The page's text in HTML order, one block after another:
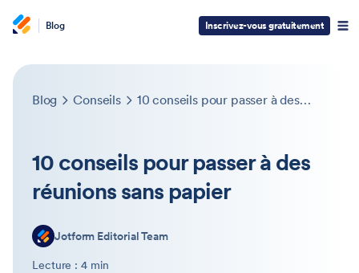
Blog Inscrivez-vous gratuitement
Blog Conseils 10 conseils pour passer à des réunions sans papier
10 conseils pour passer à des
réunions sans papier
Jotform Editorial Team
Lecture : 4 min